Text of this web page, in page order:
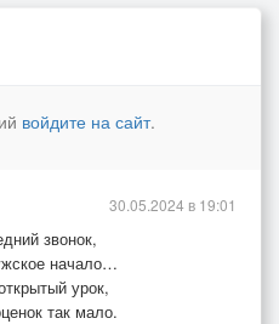
войдите на сайт.
звонок,
начало…
урок,
так мало.
30.05.2024 в 19:01